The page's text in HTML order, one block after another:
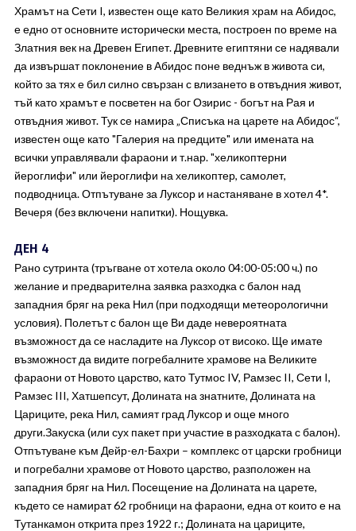
Храмът на Сети I, известен още като Великия храм на Абидос,
е едно от основните исторически места, построен по време на
Златния век на Древен Египет. Древните египтяни се надявали
да извършат поклонение в Абидос поне веднъж в живота си,
който за тях е бил силно свързан с влизането в отвъдния живот,
тъй като храмът е посветен на бог Озирис - богът на Рая и
отвъдния живот. Тук се намира „Списъка на царете на Абидос“,
известен още като "Галерия на предците" или имената на
всички управлявали фараони и т.нар. "хеликоптерни
йероглифи" или йероглифи на хеликоптер, самолет,
подводница. Отпътуване за Луксор и настаняване в хотел 4*.
Вечеря (без включени напитки). Нощувка.
ДЕН 4
Рано сутринта (тръгване от хотела около 04:00-05:00 ч.) по
желание и предварителна заявка разходка с балон над
западния бряг на река Нил (при подходящи метеорологични
условия). Полетът с балон ще Ви даде невероятната
възможност да се насладите на Луксор от високо. Ще имате
възможност да видите погребалните храмове на Великите
фараони от Новото царство, като Тутмос IV, Рамзес II, Сети I,
Рамзес III, Хатшепсут, Долината на знатните, Долината на
Цариците, река Нил, самият град Луксор и още много
други.Закуска (или сух пакет при участие в разходката с балон).
Отпътуване към Дейр-ел-Бахри – комплекс от царски гробници
и погребални храмове от Новото царство, разположен на
западния бряг на Нил. Посещение на Долината на царете,
където се намират 62 гробници на фараони, една от които е на
Тутанкамон открита през 1922 г.; Долината на цариците,